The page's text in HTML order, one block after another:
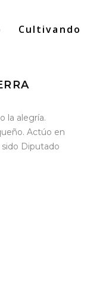
Cultivando
la alegría.
Actúo en
sido Diputado